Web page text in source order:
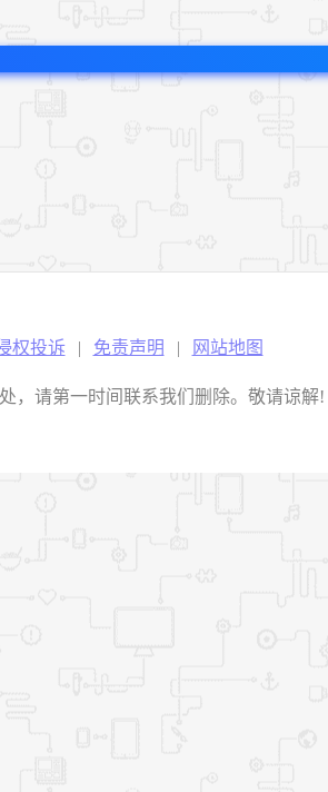
权投诉 | 免责声明 | 网站地图
请第一时间联系我们删除。敬请谅解!